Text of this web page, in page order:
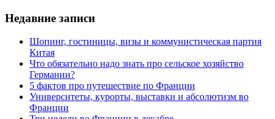
Недавние записи
Шопинг, гостиницы, визы и коммунистическая партия
Китая
Что обязательно надо знать про сельское хозяйство
Германии?
5 фактов про путешествие по Франции
Университеты, курорты, выставки и абсолютизм во
Франции